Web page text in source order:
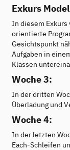
Exkurs
In diesem
orientierte
Gesichtspunkt
Aufgaben in
Klassen
Woche 3:
In der dritten
Überladung und
Woche 4:
In der letzten
Each-Schleifen